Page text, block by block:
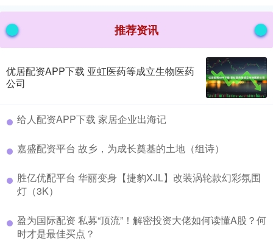
推荐资讯
优居配资APP下载 亚虹医药等成立生物医药
公司
​给人配资APP下载 家居企业出海记
​嘉盛配资平台 故乡，为成长奠基的土地（组诗）
​胜亿优配平台 华丽变身【捷豹XJL】改装涡轮款幻彩氛围
灯（3K）
​盈为国际配资 私募“顶流”！解密投资大佬如何读懂A股？何
时才是最佳买点？